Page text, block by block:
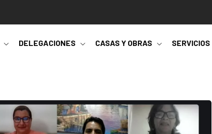
DELEGACIONES CASAS Y OBRAS SERVICIOS